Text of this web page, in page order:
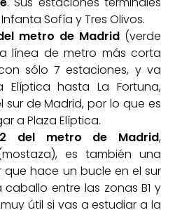
Sofía y Tres Olivos.
metro de Madrid (verde
línea de metro más corta
sólo 7 estaciones, y va
Elíptica hasta La Fortuna,
sur de Madrid, por lo que es
a Plaza Elíptica.
del metro de Madrid,
(mostaza), es también una
que hace un bucle en el sur
caballo entre las zonas B1 y
útil si vas a estudiar a la